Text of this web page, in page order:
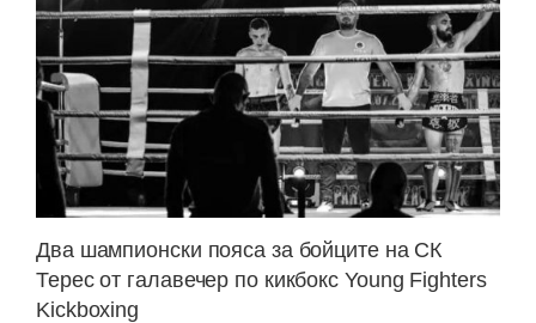
Два шампионски пояса за бойците на СК
Терес от галавечер по кикбокс Young Fighters
Kickboxing